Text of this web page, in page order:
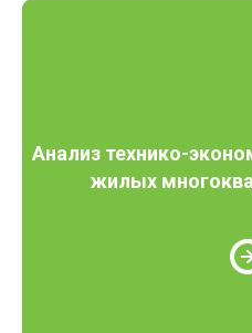
Анализ технико-
жилых